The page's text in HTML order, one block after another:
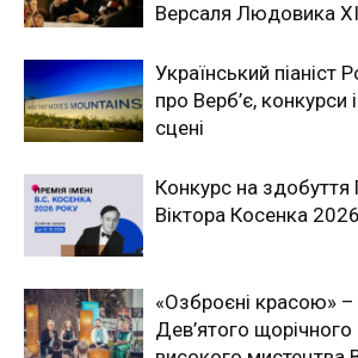
Версаля Людовика
Український
про Верб’є, конкурси
сцені
Конкурс на здобуття
Віктора Косенка
«Озброєні красою» –
Дев’ятого